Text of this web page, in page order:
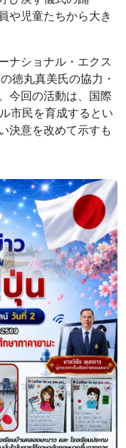
や児童たちから大き
ナショナル・エクス
徳丸真美氏の協力・
今回の活動は、国際
市民を育成するとい
決意を改めて示すも